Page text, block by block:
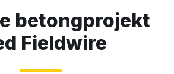
betongprojekt
Fieldwire